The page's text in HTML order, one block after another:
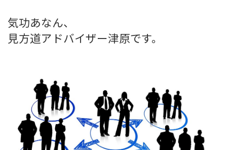
気功あなん、
見方道アドバイザー津原です。